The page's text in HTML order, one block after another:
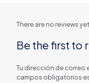
There are no reviews yet.
Be the first to
Tu dirección de correo
campos obligatorios